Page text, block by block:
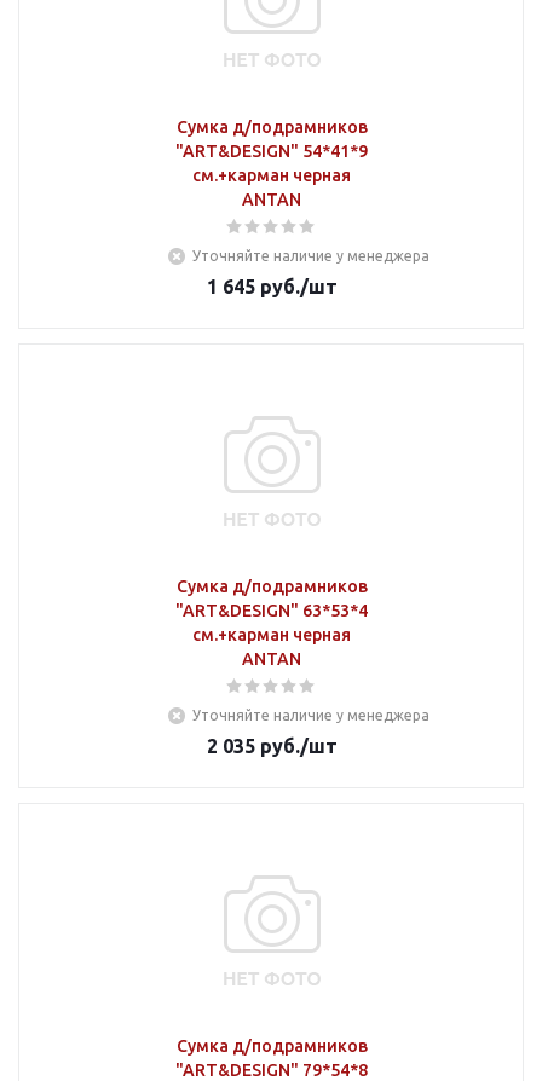
Сумка д/подрамников
"ART&DESIGN" 54*41*9
см.+карман черная
ANTAN
Уточняйте наличие у менеджера
1 645руб./шт
Сумка д/подрамников
"ART&DESIGN" 63*53*4
см.+карман черная
ANTAN
Уточняйте наличие у менеджера
2 035руб./шт
Сумка д/подрамников
"ART&DESIGN" 79*54*8